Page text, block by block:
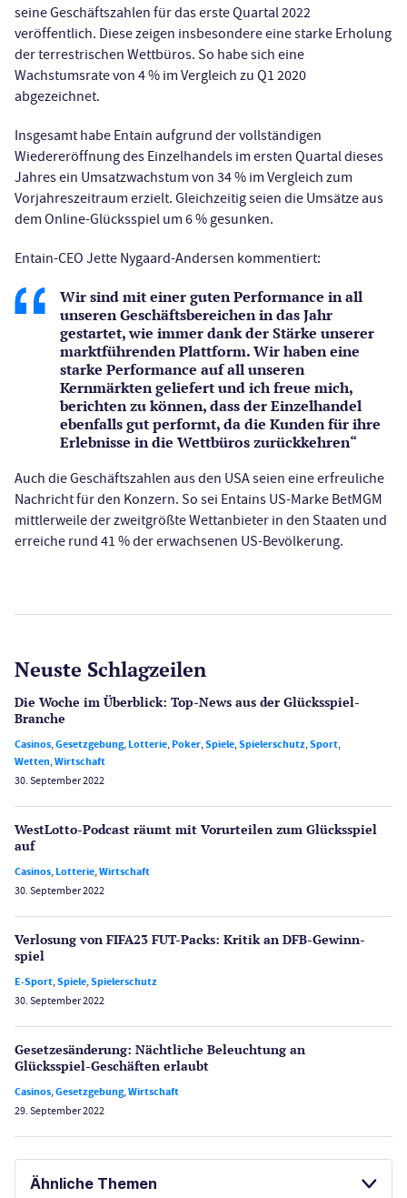
seine Geschäftszahlen für das erste Quartal 2022
veröffentlich. Diese zeigen insbesondere eine starke Erholung
der terrestrischen Wettbüros. So habe sich eine
Wachstumsrate von 4 % im Vergleich zu Q1 2020
abgezeichnet.
Insgesamt habe Entain aufgrund der vollständigen
Wiedereröffnung des Einzelhandels im ersten Quartal dieses
Jahres ein Umsatzwachstum von 34 % im Vergleich zum
Vorjahreszeitraum erzielt. Gleichzeitig seien die Umsätze aus
dem Online-Glücksspiel um 6 % gesunken.
Entain-CEO Jette Nygaard-Andersen kommentiert:
Wir sind mit einer guten Performance in all
unseren Geschäftsbereichen in das Jahr
gestartet, wie immer dank der Stärke unserer
marktführenden Plattform. Wir haben eine
starke Performance auf all unseren
Kernmärkten geliefert und ich freue mich,
berichten zu können, dass der Einzelhandel
ebenfalls gut performt, da die Kunden für ihre
Erlebnisse in die Wettbüros zurückkehren“
Auch die Geschäftszahlen aus den USA seien eine erfreuliche
Nachricht für den Konzern. So sei Entains US-Marke BetMGM
mittlerweile der zweitgrößte Wettanbieter in den Staaten und
erreiche rund 41 % der erwachsenen US-Bevölkerung.
Neuste Schlagzeilen
Die Woche im Überblick: Top-News aus der Glücksspiel-
Branche
Casinos,Gesetzgebung,Lotterie,Poker,Spiele,Spielerschutz,Sport,
Wetten,Wirtschaft
30. September 2022
WestLotto-Podcast räumt mit Vorurteilen zum Glücksspiel
auf
Casinos,Lotterie,Wirtschaft
30. September 2022
Verlosung von FIFA23 FUT-Packs: Kritik an DFB-Gewinn­
spiel
E-Sport,Spiele,Spielerschutz
30. September 2022
Gesetzes­änderung: Nächtliche Beleuch­tung an
Glücksspiel-Geschäften erlaubt
Casinos,Gesetzgebung,Wirtschaft
29. September 2022
Ähnliche Themen